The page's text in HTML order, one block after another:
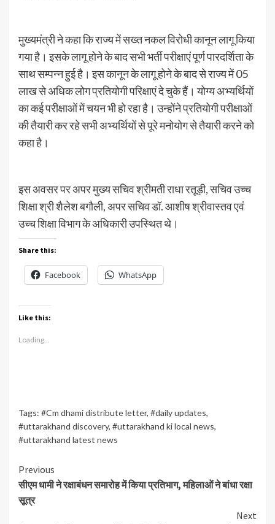
मुख्यमंत्री ने कहा कि राज्य में सख्त नकल विरोधी कानून लागू किया
गया है। इसके लागू होने के बाद सभी भर्ती परीक्षाएं पूर्ण पारदर्शिता के
साथ सम्पन्न हुई है। इस कानून के लागू होने के बाद से राज्य में 05
लाख से अधिक लोग प्रतियोगी परिक्षाएं दे चुके हैं। योग्य अभ्यर्थियों
का कई परीक्षाओं में चयन भी हो रहा है। उन्होंने प्रतियोगी परीक्षाओं
की तैयारी कर रहे सभी अभ्यर्थियों से पूरे मनोयोग से तैयारी करने को
कहा है।
इस अवसर पर अपर मुख्य सचिव श्रीमती राधा रतूड़ी, सचिव उच्च
शिक्षा श्री शैलेश बगौली, अपर सचिव डॉ. आशीष श्रीवास्तव एवं
उच्च शिक्षा विभाग के अधिकारी उपस्थित थे।
Share this:
Facebook WhatsApp
Like this:
Loading...
Tags: #Cm dhami distribute letter, #daily updates,
#uttarakhand discovery, #uttarakhand ki local news,
#uttarakhand latest news
Continue
Reading
Previous
सीएम धामी ने रक्षाबंधन समारोह में किया प्रतिभाग, महिलाओं ने बांधा रक्षा
सूत्र
Next